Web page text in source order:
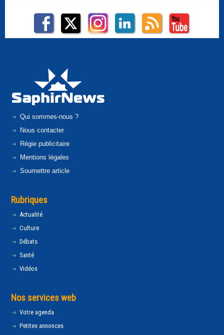
Qui sommes-nous ?
Nous contacter
Régie publicitaire
Mentions légales
Soumettre article
Rubriques
Actualité
Culture
Débats
Santé
Vidéos
Nos services web
Votre agenda
Petites annonces